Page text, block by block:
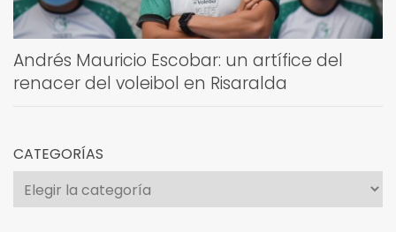
Andrés Mauricio Escobar: un artífice del
renacer del voleibol en Risaralda
CATEGORÍAS
Categorías